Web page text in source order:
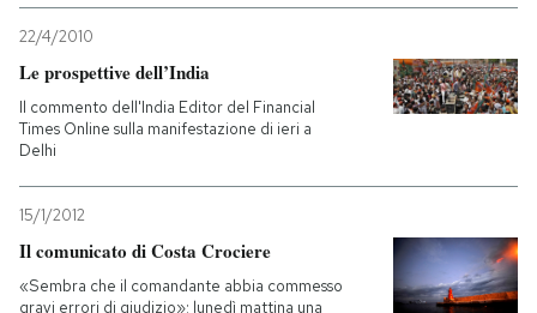
22/4/2010
Le prospettive dell’India
Il commento dell'India Editor del Financial
Times Online sulla manifestazione di ieri a
Delhi
15/1/2012
Il comunicato di Costa Crociere
«Sembra che il comandante abbia commesso
gravi errori di giudizio»: lunedì mattina una